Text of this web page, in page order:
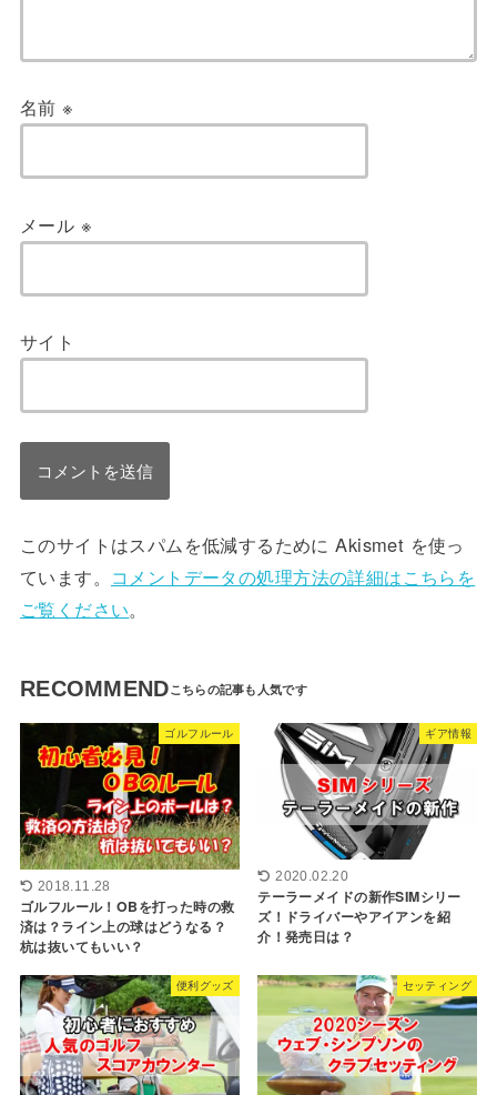
名前※
メール ※
サイト
このサイトはスパムを低減するために Akismet を使っ
ています。 コメントデータの処理方法の詳細はこちらを
ご覧ください。
RECOMMEND
ゴルフルール
2018.11.28
ゴルフルール！OBを打った時の救
済は？ライン上の球はどうなる？
杭は抜いてもいい？
ギア情報
2020.02.20
テーラーメイドの新作SIMシリー
ズ！ドライバーやアイアンを紹
介！発売日は？
便利グッズ セッティング